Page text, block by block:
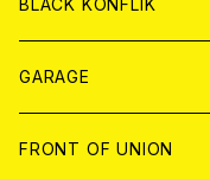
ANALOG
GARAGE
JAPAN
FRONT OF UNION